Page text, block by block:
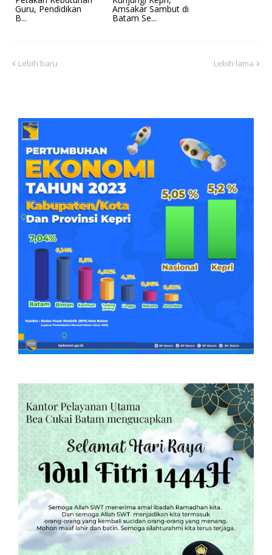
Guru, Pendidikan
B...
Amsakar Sambut di
Batam Se...
Lebih baru Lebih lama